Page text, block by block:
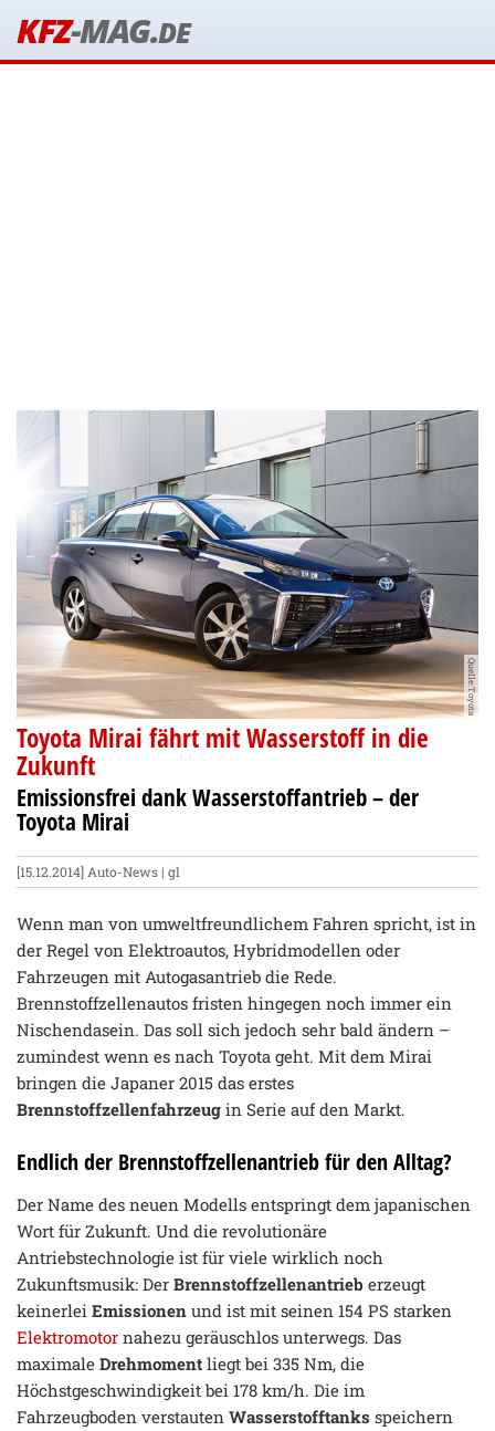
KFZ-MAG.DE
Quelle:Toyota
Toyota Mirai fährt mit Wasserstoff in die
Zukunft
Emissionsfrei dank Wasserstoffantrieb – der
Toyota Mirai
[15.12.2014]Auto-News | gl
Wenn man von umweltfreundlichem Fahren spricht, ist in
der Regel von Elektroautos, Hybridmodellen oder
Fahrzeugen mit Autogasantrieb die Rede.
Brennstoffzellenautos fristen hingegen noch immer ein
Nischendasein. Das soll sich jedoch sehr bald ändern –
zumindest wenn es nach Toyota geht. Mit dem Mirai
bringen die Japaner 2015 das erstes
Brennstoffzellenfahrzeug in Serie auf den Markt.
Endlich der Brennstoffzellenantrieb für den Alltag?
Der Name des neuen Modells entspringt dem japanischen
Wort für Zukunft. Und die revolutionäre
Antriebstechnologie ist für viele wirklich noch
Zukunftsmusik: Der Brennstoffzellenantrieb erzeugt
keinerlei Emissionen und ist mit seinen 154 PS starken
Elektromotor nahezu geräuschlos unterwegs. Das
maximale Drehmoment liegt bei 335 Nm, die
Höchstgeschwindigkeit bei 178 km/h. Die im
Fahrzeugboden verstauten Wasserstofftanks speichern